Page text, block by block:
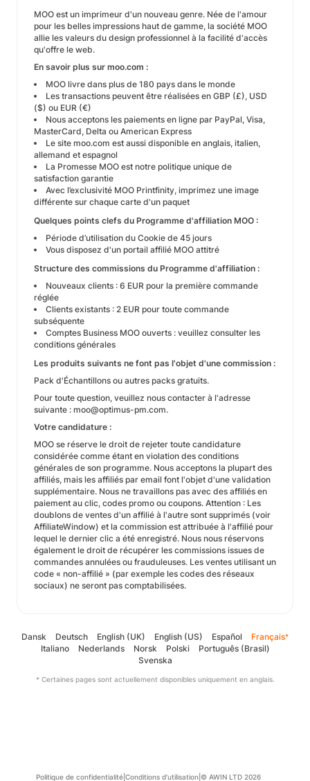
MOO est un imprimeur d'un nouveau genre. Née de l'amour
pour les belles impressions haut de gamme, la société MOO
allie les valeurs du design professionnel à la facilité d'accès
qu'offre le web.
En savoir plus sur moo.com :
MOO livre dans plus de 180 pays dans le monde
Les transactions peuvent être réalisées en GBP (£), USD
($) ou EUR (€)
Nous acceptons les paiements en ligne par PayPal, Visa,
MasterCard, Delta ou American Express
Le site moo.com est aussi disponible en anglais, italien,
allemand et espagnol
La Promesse MOO est notre politique unique de
satisfaction garantie
Avec l’exclusivité MOO Printfinity, imprimez une image
différente sur chaque carte d'un paquet
Quelques points clefs du Programme d'affiliation MOO :
Période d’utilisation du Cookie de 45 jours
Vous disposez d'un portail affilié MOO attitré
Structure des commissions du Programme d'affiliation :
Nouveaux clients : 6 EUR pour la première commande
réglée
Clients existants : 2 EUR pour toute commande
subséquente
Comptes Business MOO ouverts : veuillez consulter les
conditions générales
Les produits suivants ne font pas l'objet d'une commission :
Pack d'Échantillons ou autres packs gratuits.
Pour toute question, veuillez nous contacter à l'adresse
suivante : moo@optimus-pm.com.
Votre candidature :
MOO se réserve le droit de rejeter toute candidature
considérée comme étant en violation des conditions
générales de son programme. Nous acceptons la plupart des
affiliés, mais les affiliés par email font l'objet d'une validation
supplémentaire. Nous ne travaillons pas avec des affiliés en
paiement au clic, codes promo ou coupons. Attention : Les
doublons de ventes d'un affilié à l'autre sont supprimés (voir
AffiliateWindow) et la commission est attribuée à l'affilié pour
lequel le dernier clic a été enregistré. Nous nous réservons
également le droit de récupérer les commissions issues de
commandes annulées ou frauduleuses. Les ventes utilisant un
code « non-affilié » (par exemple les codes des réseaux
sociaux) ne seront pas comptabilisées.
Dansk Deutsch English (UK) English (US) Español Français*
Italiano Nederlands Norsk Polski
Português (Brasil)
Svenska
* Certaines pages sont actuellement disponibles uniquement en anglais.
Politique de confidentialité| Conditions d’utilisation| © AWIN LTD 2026